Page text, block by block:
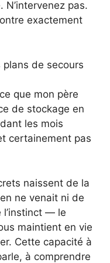
N’intervenez pas.
exactement
plans de secours
que mon père
de stockage en
les mois
certainement pas
naissent de la
ne venait ni de
l’instinct — le
maintient en vie
Cette capacité à
à comprendre